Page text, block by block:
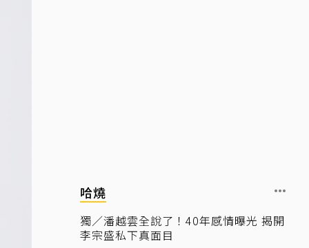
哈燒
獨／潘越雲全說了！40年感情曝光 揭開
李宗盛私下真面目